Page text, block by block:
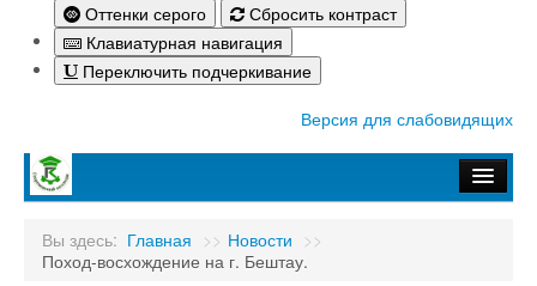
Оттенки серого
Сбросить контраст
Клавиатурная навигация
Переключить подчеркивание
Версия для слабовидящих
Абитуриенту-2026
Вы здесь: Главная >> Новости >>
Поход-восхождение на г. Бештау.